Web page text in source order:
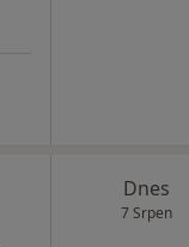
Dnes
7 Srpen